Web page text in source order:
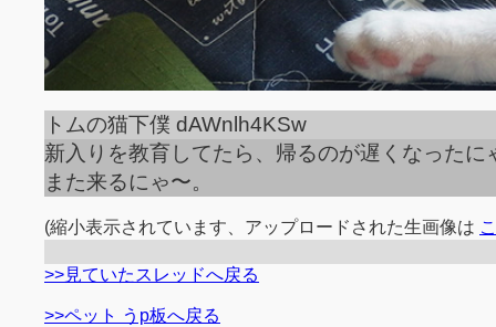
トムの猫下僕 dAWnlh4KSw
新入りを教育してたら、帰るのが遅くなったに
また来るにゃ〜。
(縮小表示されています、アップロードされた生画像は
>>見ていたスレッドへ戻る
>>ペット うp板へ戻る